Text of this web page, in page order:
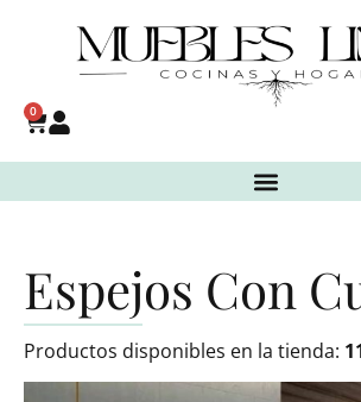
0
Espejos Con
Productos disponibles en la tienda: